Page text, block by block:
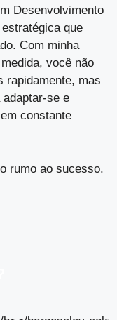
Desenvolvimento
que
Com minha
você não
rapidamente, mas
se e
constante
rumo ao sucesso.